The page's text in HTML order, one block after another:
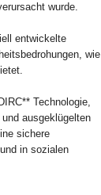
wurde.
entwickelte
wie
Technologie,
ausgeklügelten
sichere
in sozialen